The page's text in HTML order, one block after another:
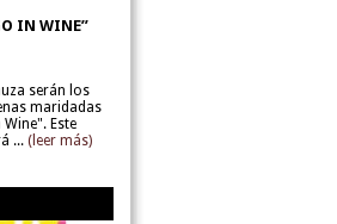
IN WINE”
serán los
maridadas
Este
... (leer más)